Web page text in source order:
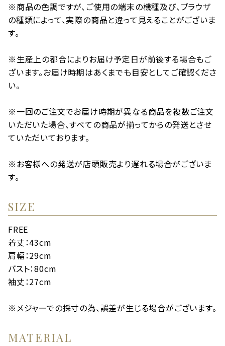
※商品の色調ですが、ご使用の端末の機種及び、ブラウザ
の種類によって、実際の商品と違って見えることがございま
す。
※生産上の都合によりお届け予定日が前後する場合もご
ざいます。お届け時期はあくまでも目安としてご確認くださ
い。
※一回のご注文でお届け時期が異なる商品を複数ご注文
いただいた場合、すべての商品が揃ってからの発送とさせ
ていただいております。
※お客様への発送が店頭販売より遅れる場合がございま
す。
SIZE
FREE
着丈：43cm
肩幅：29cm
バスト：80cm
袖丈：27cm
※メジャーでの採寸の為、誤差が生じる場合がございます。
MATERIAL